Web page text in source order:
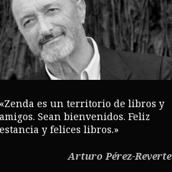
es un territorio de libros y
Sean bienvenidos. Feliz
y felices libros.»
Arturo Pérez-Reverte